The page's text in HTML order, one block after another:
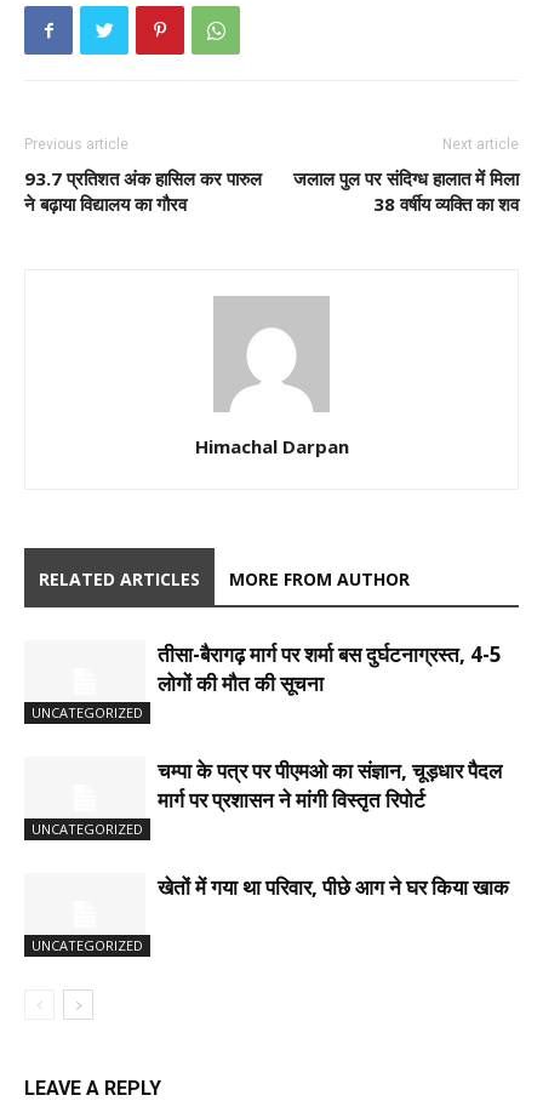
Previous article
93.7 प्रतिशत अंक हासिल कर पारुल
ने बढ़ाया विद्यालय का गौरव
Next article
जलाल पुल पर संदिग्ध हालात में मिला
38 वर्षीय व्यक्ति का शव
Himachal Darpan
RELATED ARTICLES MORE FROM AUTHOR
UNCATEGORIZED
तीसा-बैरागढ़ मार्ग पर शर्मा बस दुर्घटनाग्रस्त, 4-5
लोगों की मौत की सूचना
UNCATEGORIZED
चम्पा के पत्र पर पीएमओ का संज्ञान, चूड़धार पैदल
मार्ग पर प्रशासन ने मांगी विस्तृत रिपोर्ट
UNCATEGORIZED
खेतों में गया था परिवार, पीछे आग ने घर किया खाक
LEAVE A REPLY